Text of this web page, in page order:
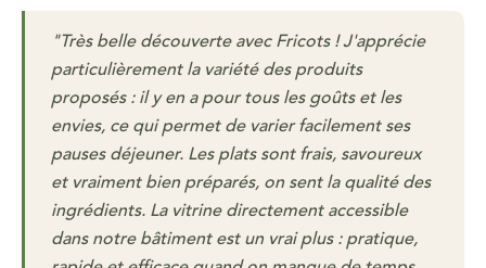
"Très belle découverte avec Fricots ! J'apprécie
particulièrement la variété des produits
proposés : il y en a pour tous les goûts et les
envies, ce qui permet de varier facilement ses
pauses déjeuner. Les plats sont frais, savoureux
et vraiment bien préparés, on sent la qualité des
ingrédients. La vitrine directement accessible
dans notre bâtiment est un vrai plus : pratique,